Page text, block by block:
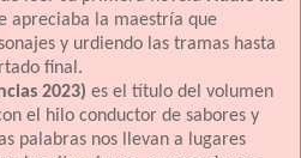
apreciaba la maestría que
y urdiendo las tramas hasta
final.
2023) es el título del volumen
el hilo conductor de sabores y
palabras nos llevan a lugares